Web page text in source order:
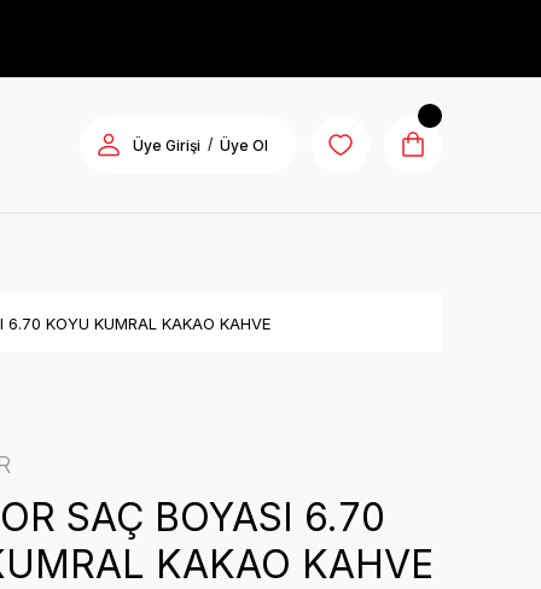
Üye Girişi / Üye Ol
6.70 KOYU KUMRAL KAKAO KAHVE
SAÇ BOYASI 6.70
KAKAO KAHVE